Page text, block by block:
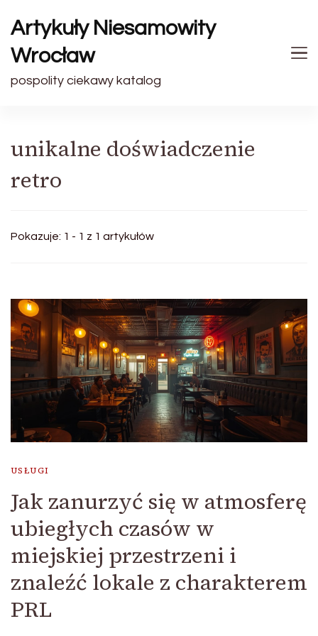
Artykuły Niesamowity
Wrocław
pospolity ciekawy katalog
unikalne doświadczenie
retro
Pokazuje: 1 - 1 z 1 artykułów
USŁUGI
Jak zanurzyć się w atmosferę
ubiegłych czasów w
miejskiej przestrzeni i
znaleźć lokale z charakterem
PRL